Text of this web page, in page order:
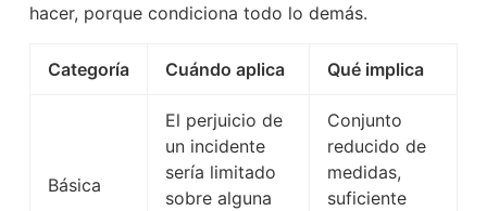
hacer, porque condiciona todo lo demás.
Categoría Cuándo aplica Qué implica
Básica
El perjuicio de
un incidente
sería limitado
sobre alguna
Conjunto
reducido de
medidas,
suficiente